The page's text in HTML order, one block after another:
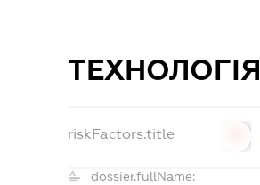
ТЕХНОЛОГІЯ
riskFactors.title
dossier.fullName: